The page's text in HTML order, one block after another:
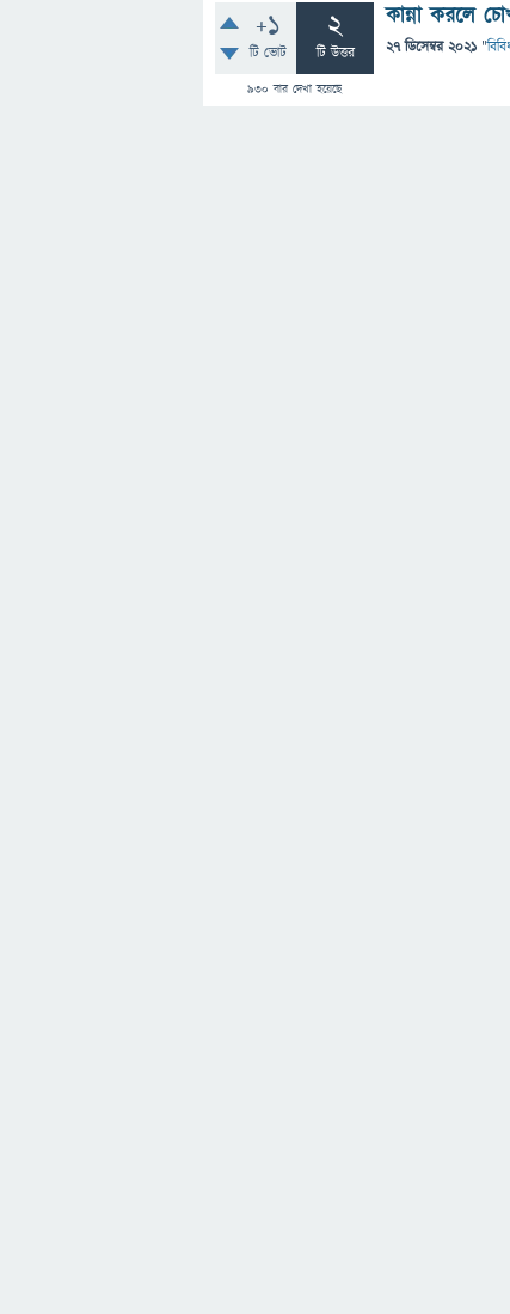
+1
টি ভোট
2
টি উত্তর
930 বার দেখা হয়েছে
কান্না করলে
27 ডিসেম্বর 2021 "